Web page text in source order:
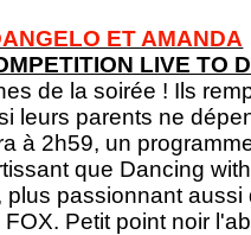
ET AMANDA
LIVE TO
de la soirée ! Ils
leurs parents ne
à 2h59, un
que Dancing
passionnant aussi
Petit point noir